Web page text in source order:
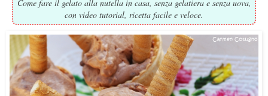
Come fare il gelato alla nutella in casa, senza gelatiera e senza uova,
con video tutorial, ricetta facile e veloce.